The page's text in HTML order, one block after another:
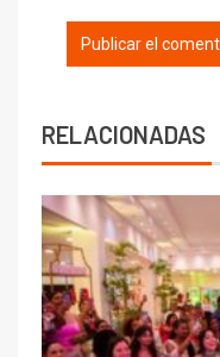
RELACIONADAS